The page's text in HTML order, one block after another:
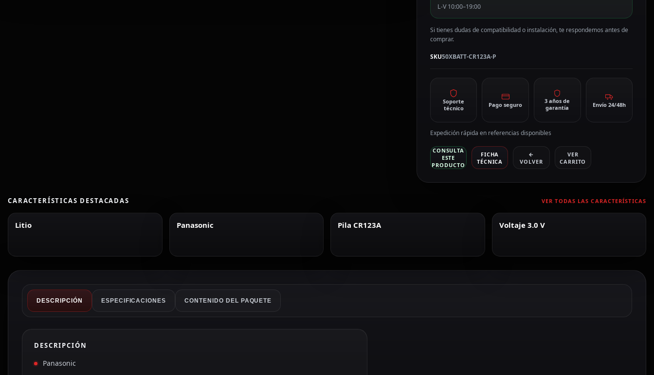
L-V 10:00–19:00
Si tienes dudas de compatibilidad o instalación, te respondemos antes de
comprar.
SKU50XBATT-CR123A-P
Soporte
técnico
Pago seguro
3 años de
garantía
Envío 24/48h
Expedición rápida en referencias disponibles
CONSULTA
ESTE
PRODUCTO
FICHA
TÉCNICA
←
VOLVER
VER
CARRITO
CARACTERÍSTICAS DESTACADAS VER TODAS LAS CARACTERÍSTICAS
Litio Panasonic Pila CR123A Voltaje 3.0 V
DESCRIPCIÓN ESPECIFICACIONES CONTENIDO DEL PAQUETE
DESCRIPCIÓN
Panasonic